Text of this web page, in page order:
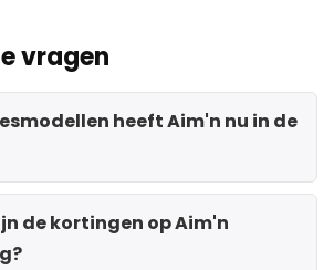
vragen
heeft Aim'n nu in de
de kortingen op Aim'n